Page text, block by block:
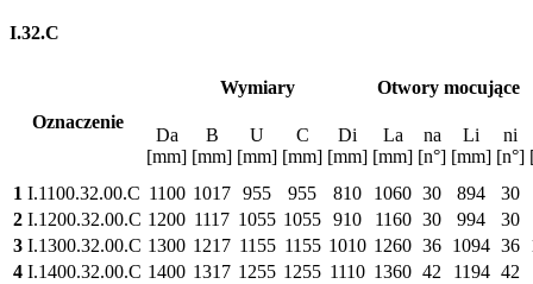
I.32.C
Oznaczenie
Wymiary Otwory mocujące
Da
[mm]
B
[mm]
U
[mm]
C
[mm]
Di
[mm]
La
[mm]
na
[n°]
Li
[mm]
ni
[n°]
1 I.1100.32.00.C 1100 1017 955 955 810 1060 30 894
30
2 I.1200.32.00.C 1200 1117 1055 1055 910 1160 30 994
30
3 I.1300.32.00.C 1300 1217 1155 1155 1010 1260 36 1094 36
4 I.1400.32.00.C 1400 1317 1255 1255 1110 1360 42 1194 42